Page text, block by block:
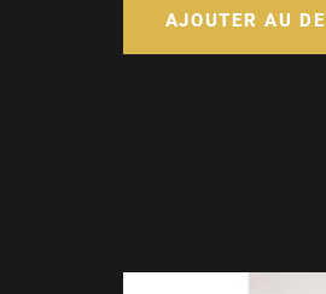
AJOUTER AU